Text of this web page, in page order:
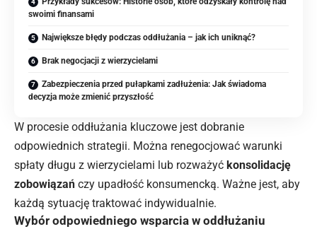
swoimi finansami
Największe błędy podczas oddłużania – jak ich uniknąć?
Brak negocjacji z wierzycielami
Zabezpieczenia przed pułapkami zadłużenia: Jak świadoma
decyzja może zmienić przyszłość
W procesie oddłużania kluczowe jest dobranie
odpowiednich strategii. Można renegocjować warunki
spłaty długu z wierzycielami lub rozważyć konsolidację
zobowiązań czy upadłość konsumencką. Ważne jest, aby
każdą sytuację traktować indywidualnie.
Wybór odpowiedniego wsparcia w oddłużaniu